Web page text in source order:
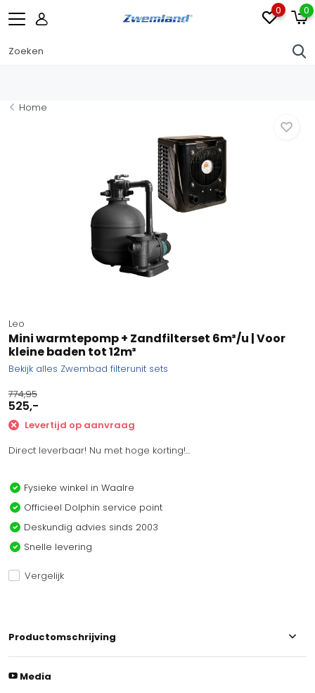
0 0
Home
Leo
Mini warmtepomp + Zandfilterset 6m³/u | Voor
kleine baden tot 12m³
Bekijk alles Zwembad filterunit sets
774,95
525,-
Levertijd op aanvraag
Direct leverbaar! Nu met hoge korting!...
Fysieke winkel in Waalre
Officieel Dolphin service point
Deskundig advies sinds 2003
Snelle levering
Vergelijk
Productomschrijving
Media